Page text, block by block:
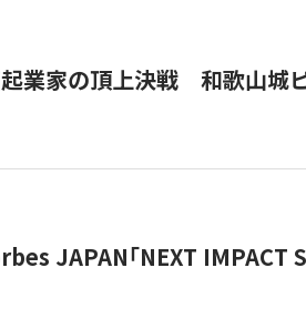
起業家の頂上決戦 和歌山城
JAPAN「NEXT IMPACT